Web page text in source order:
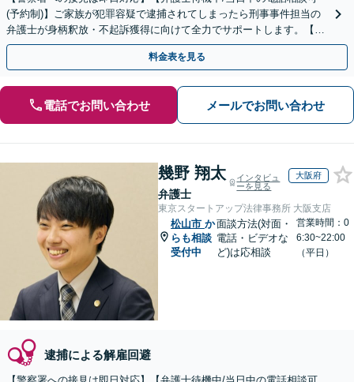
(予約制)】ご家族が犯罪容疑で逮捕されてしまったら刑事事件担当の
弁護士が身柄釈放・不起訴獲得に向けて全力でサポートします。【毎
月100名以上の相談実績】【全国対応】
料金表を見る
電話でお問い合わせ メールでお問い合わせ
幾野 翔太
弁護士
インタビュ
ーを見る
大阪府
東京スタートアップ法律事務所 大阪支店
松山市 か
らも相談
受付中
面談方法(対面・
電話・ビデオな
ど)は応相談
営業時間：0
6:30~22:00
（平日）
逮捕による解雇回避